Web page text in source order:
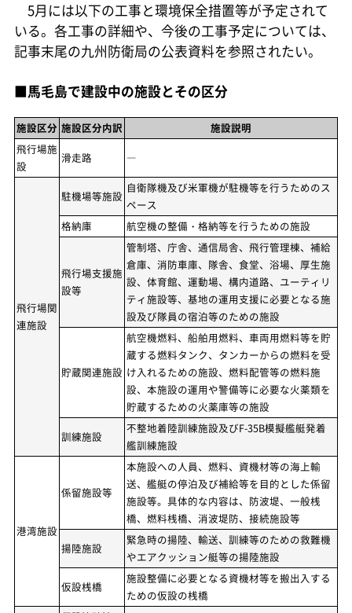
5月には以下の工事と環境保全措置等が予定されて
いる。各工事の詳細や、今後の工事予定については、
記事末尾の九州防衛局の公表資料を参照されたい。
■馬毛島で建設中の施設とその区分
施設区分 施設区分内訳
施設説明
飛行場施
設
滑走路 ―
飛行場関
連施設
駐機場等施設
自衛隊機及び米軍機が駐機等を行うためのス
ペース
格納庫
航空機の整備・格納等を行うための施設
飛行場支援施
設等
管制塔、庁舎、通信局舎、飛行管理棟、補給
倉庫、消防車庫、隊舎、食堂、浴場、厚生施
設、体育館、運動場、構内道路、ユーティリ
ティ施設等、基地の運用支援に必要となる施
設及び隊員の宿泊等のための施設
貯蔵関連施設
航空機燃料、船舶用燃料、車両用燃料等を貯
蔵する燃料タンク、タンカーからの燃料を受
け入れるための施設、燃料配管等の燃料施
設、本施設の運用や警備等に必要な火薬類を
貯蔵するための火薬庫等の施設
訓練施設
不整地着陸訓練施設及びF-35B模擬艦艇発着
艦訓練施設
港湾施設
係留施設等
本施設への人員、燃料、資機材等の海上輸
送、艦艇の停泊及び補給等を目的とした係留
施設等。具体的な内容は、防波堤、一般桟
橋、燃料桟橋、消波堤防、接続施設等
揚陸施設
緊急時の揚陸、輸送、訓練等のための救難機
やエアクッション艇等の揚陸施設
仮設桟橋
施設整備に必要となる資機材等を搬出入する
ための仮設の桟橋